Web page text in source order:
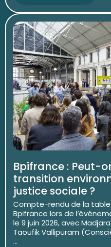
Bpifrance : Peut-
transition
justice sociale ?
Compte-rendu de la
Bpifrance lors de
le 9 juin 2026, avec
Taoufik Vallipuram
...